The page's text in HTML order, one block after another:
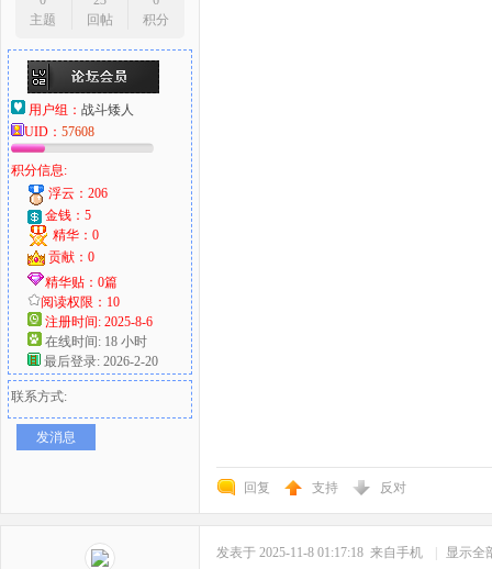
主题
回帖
积分
用户组： 战斗矮人
UID： 57608
积分信息:
浮云：206
金钱：5
精华：0
贡献：0
精华贴：0篇
阅读权限：10
注册时间: 2025-8-6
在线时间: 18 小时
最后登录: 2026-2-20
联系方式:
发消息
回复 支持 反对
发表于 2025-11-8 01:17:18 来自手机 显示全